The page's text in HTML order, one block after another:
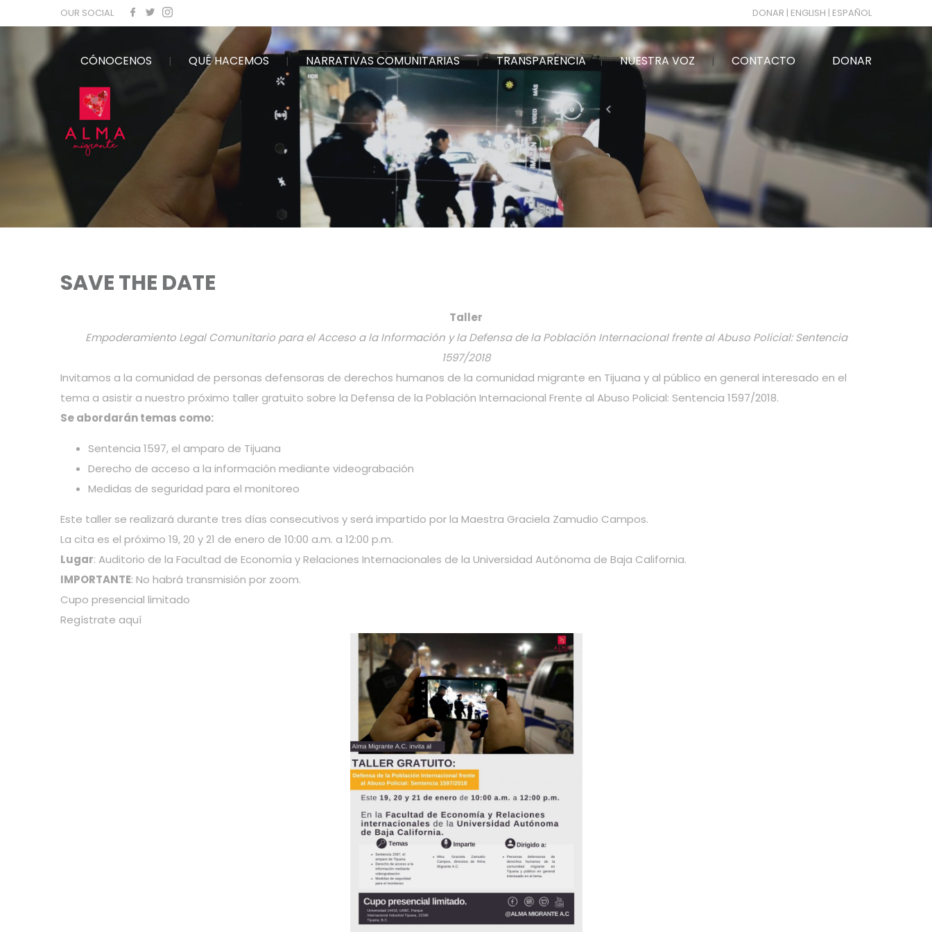
OUR SOCIAL DONAR | ENGLISH | ESPAÑOL
CÓNOCENOS QUÉ HACEMOS NARRATIVAS COMUNITARIAS TRANSPARENCIA NUESTRA VOZ CONTACTO DONAR
SAVE THE DATE
Taller
Empoderamiento Legal Comunitario para el Acceso a la Información y la Defensa de la Población Internacional frente al Abuso Policial: Sentencia
1597/2018
Invitamos a la comunidad de personas defensoras de derechos humanos de la comunidad migrante en Tijuana y al público en general interesado en el
tema a asistir a nuestro próximo taller gratuito sobre la Defensa de la Población Internacional Frente al Abuso Policial: Sentencia 1597/2018.
Se abordarán temas como:
Sentencia 1597, el amparo de Tijuana
Derecho de acceso a la información mediante videograbación
Medidas de seguridad para el monitoreo
Este taller se realizará durante tres días consecutivos y será impartido por la Maestra Graciela Zamudio Campos.
La cita es el próximo 19, 20 y 21 de enero de 10:00 a.m. a 12:00 p.m.
Lugar: Auditorio de la Facultad de Economía y Relaciones Internacionales de la Universidad Autónoma de Baja California.
IMPORTANTE: No habrá transmisión por zoom.
Cupo presencial limitado
Regístrate aquí